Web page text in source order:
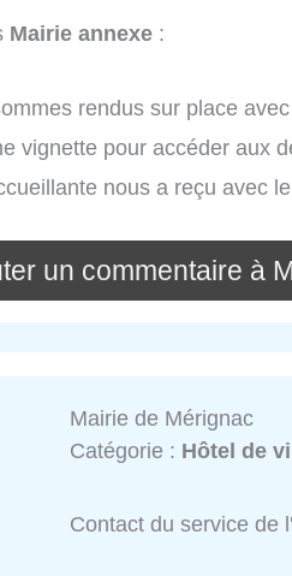
Mairie annexe :
rendus sur place
vignette pour accéder aux
nous a reçu avec
un commentaire à
Mairie de Mérignac
Catégorie : Hôtel de
Contact du service de